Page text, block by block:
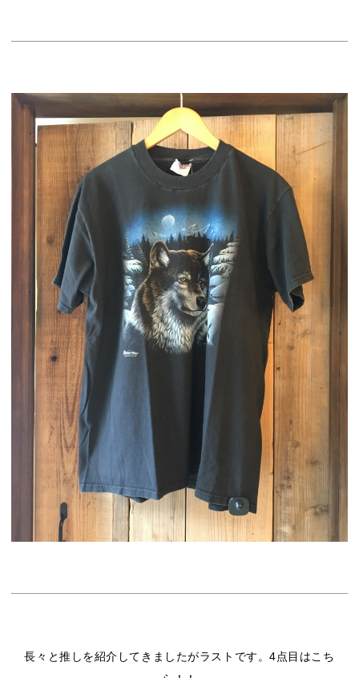
長々と推しを紹介してきましたがラストです。4点目はこち